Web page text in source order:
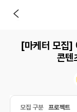
[마케터 모집]
콘텐
모집 구분 프로젝트